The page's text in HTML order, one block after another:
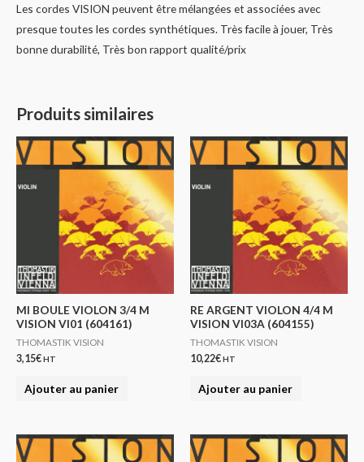
Les cordes VISION peuvent être mélangées et associées avec
presque toutes les cordes synthétiques. Très facile à jouer, Très
bonne durabilité, Très bon rapport qualité/prix
Produits similaires
MI BOULE VIOLON 3/4 M
VISION VI01 (604161)
THOMASTIK VISION
3,15€HT
Ajouter au panier
RE ARGENT VIOLON 4/4 M
VISION VI03A (604155)
THOMASTIK VISION
10,22€HT
Ajouter au panier